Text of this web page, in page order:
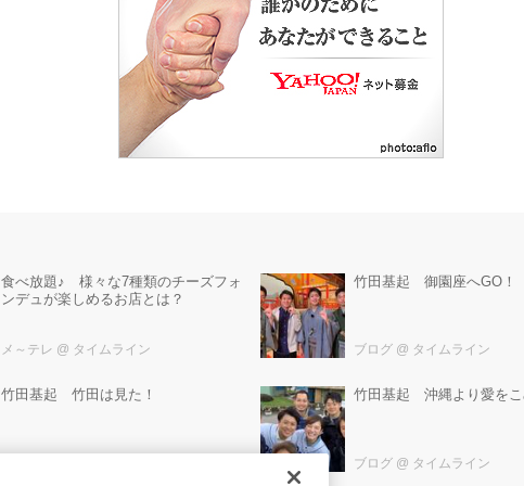
食べ放題♪ 様々な7種類のチーズフォ
ンデュが楽しめるお店とは？
メ～テレ @ タイムライン
竹田基起 御園座へGO！
ブログ @ タイムライン
竹田基起 竹田は見た！ 竹田基起 沖縄より愛を
ブログ @ タイムライン